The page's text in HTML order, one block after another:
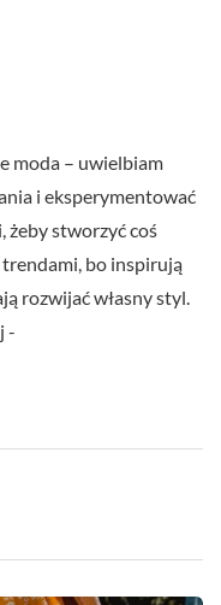
moda – uwielbiam
i eksperymentować
żeby stworzyć coś
bo inspirują
rozwijać własny styl.
-